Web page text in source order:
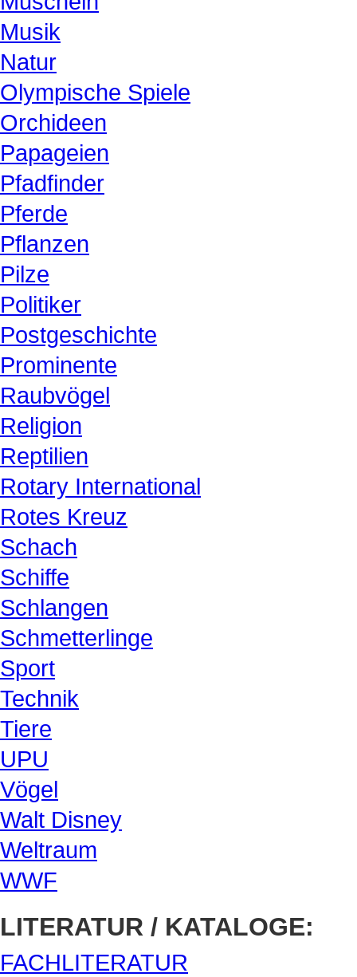
Musik
Natur
Olympische Spiele
Orchideen
Papageien
Pfadfinder
Pferde
Pflanzen
Pilze
Politiker
Postgeschichte
Prominente
Raubvögel
Religion
Reptilien
Rotary International
Rotes Kreuz
Schach
Schiffe
Schlangen
Schmetterlinge
Sport
Technik
Tiere
UPU
Vögel
Walt Disney
Weltraum
WWF
LITERATUR / KATALOGE:
FACHLITERATUR